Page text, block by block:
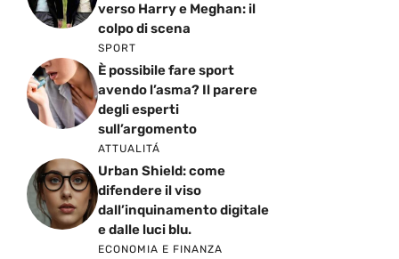
verso Harry e Meghan: il
colpo di scena
SPORT
È possibile fare sport
avendo l’asma? Il parere
degli esperti
sull’argomento
ATTUALITÁ
Urban Shield: come
difendere il viso
dall’inquinamento digitale
e dalle luci blu.
ECONOMIA E FINANZA